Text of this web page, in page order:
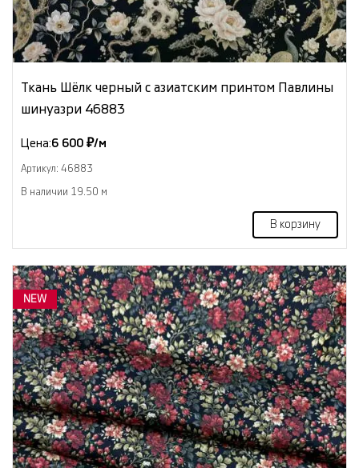
Ткань Шёлк черный с азиатским принтом Павлины
шинуазри 46883
Цена:6 600 ₽/м
Артикул: 46883
В наличии 19.50 м
В корзину
NEW